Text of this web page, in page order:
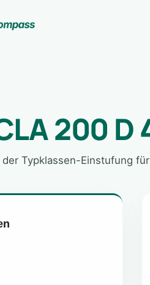
200 D
Typklassen-Einstufung